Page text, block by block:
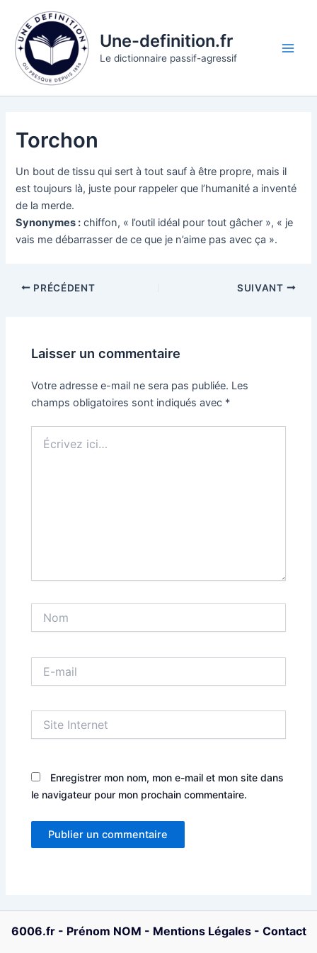
contenu
Une-definition.fr
Le dictionnaire passif-agressif
Torchon
Un bout de tissu qui sert à tout sauf à être propre, mais il
est toujours là, juste pour rappeler que l’humanité a inventé
de la merde.
Synonymes : chiffon, « l’outil idéal pour tout gâcher », « je
vais me débarrasser de ce que je n’aime pas avec ça ».
PRÉCÉDENT SUIVANT
Laisser un commentaire
Votre adresse e-mail ne sera pas publiée. Les
champs obligatoires sont indiqués avec *
ici…
mail
Internet
Enregistrer mon nom, mon e-mail et mon site dans
le navigateur pour mon prochain commentaire.
6006.fr- Prénom NOM - Mentions Légales- Contact